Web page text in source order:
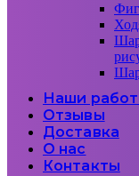
Наши
Отзывы
Доставка
О нас
Контакты